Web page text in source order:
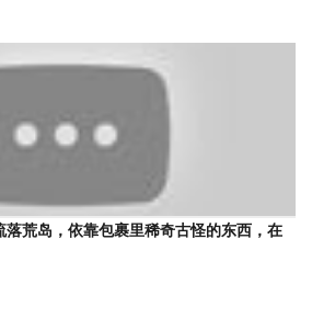
落荒岛，依靠包裹里稀奇古怪的东西，在